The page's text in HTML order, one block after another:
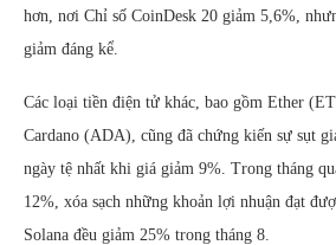
hơn, nơi Chỉ số CoinDesk 20 giảm 5,6%,
giảm đáng kể.
Các loại tiền điện tử khác, bao gồm Ether
Cardano (ADA), cũng đã chứng kiến sự sụt
ngày tệ nhất khi giá giảm 9%. Trong tháng
12%, xóa sạch những khoản lợi nhuận đạt
Solana đều giảm 25% trong tháng 8.